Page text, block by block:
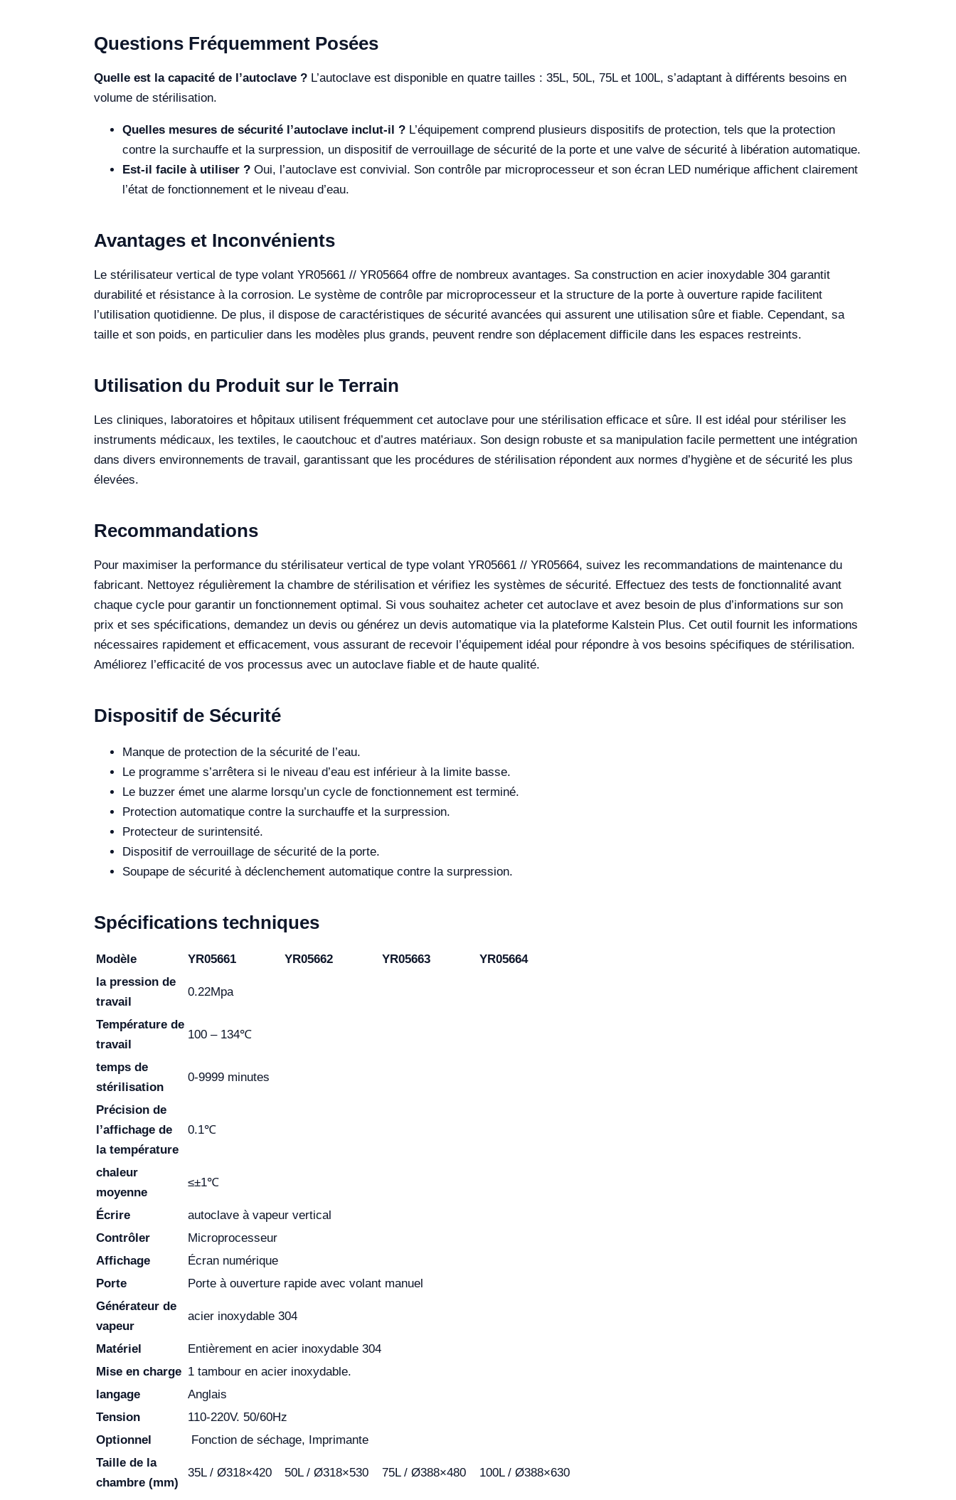
Questions Fréquemment Posées
Quelle est la capacité de l’autoclave ? L’autoclave est disponible en quatre tailles : 35L, 50L, 75L et 100L, s’adaptant à différents besoins en
volume de stérilisation.
Quelles mesures de sécurité l’autoclave inclut-il ? L’équipement comprend plusieurs dispositifs de protection, tels que la protection
contre la surchauffe et la surpression, un dispositif de verrouillage de sécurité de la porte et une valve de sécurité à libération automatique.
Est-il facile à utiliser ? Oui, l’autoclave est convivial. Son contrôle par microprocesseur et son écran LED numérique affichent clairement
l’état de fonctionnement et le niveau d’eau.
Avantages et Inconvénients
Le stérilisateur vertical de type volant YR05661 // YR05664 offre de nombreux avantages. Sa construction en acier inoxydable 304 garantit
durabilité et résistance à la corrosion. Le système de contrôle par microprocesseur et la structure de la porte à ouverture rapide facilitent
l’utilisation quotidienne. De plus, il dispose de caractéristiques de sécurité avancées qui assurent une utilisation sûre et fiable. Cependant, sa
taille et son poids, en particulier dans les modèles plus grands, peuvent rendre son déplacement difficile dans les espaces restreints.
Utilisation du Produit sur le Terrain
Les cliniques, laboratoires et hôpitaux utilisent fréquemment cet autoclave pour une stérilisation efficace et sûre. Il est idéal pour stériliser les
instruments médicaux, les textiles, le caoutchouc et d’autres matériaux. Son design robuste et sa manipulation facile permettent une intégration
dans divers environnements de travail, garantissant que les procédures de stérilisation répondent aux normes d’hygiène et de sécurité les plus
élevées.
Recommandations
Pour maximiser la performance du stérilisateur vertical de type volant YR05661 // YR05664, suivez les recommandations de maintenance du
fabricant. Nettoyez régulièrement la chambre de stérilisation et vérifiez les systèmes de sécurité. Effectuez des tests de fonctionnalité avant
chaque cycle pour garantir un fonctionnement optimal. Si vous souhaitez acheter cet autoclave et avez besoin de plus d’informations sur son
prix et ses spécifications, demandez un devis ou générez un devis automatique via la plateforme Kalstein Plus. Cet outil fournit les informations
nécessaires rapidement et efficacement, vous assurant de recevoir l’équipement idéal pour répondre à vos besoins spécifiques de stérilisation.
Améliorez l’efficacité de vos processus avec un autoclave fiable et de haute qualité.
Dispositif de Sécurité
Manque de protection de la sécurité de l’eau.
Le programme s’arrêtera si le niveau d’eau est inférieur à la limite basse.
Le buzzer émet une alarme lorsqu’un cycle de fonctionnement est terminé.
Protection automatique contre la surchauffe et la surpression.
Protecteur de surintensité.
Dispositif de verrouillage de sécurité de la porte.
Soupape de sécurité à déclenchement automatique contre la surpression.
Spécifications techniques
Modèle YR05661 YR05662 YR05663
YR05664
la pression de
travail
0.22Mpa
Température de
travail
100 – 134℃
temps de
stérilisation
0-9999 minutes
Précision de
l’affichage de
la température
0.1℃
chaleur
moyenne
≤±1℃
Écrire
autoclave à vapeur vertical
Contrôler
Microprocesseur
Affichage
Écran numérique
Porte
Porte à ouverture rapide avec volant manuel
Générateur de
vapeur
acier inoxydable 304
Matériel
Entièrement en acier inoxydable 304
Mise en charge 1 tambour en acier inoxydable.
langage
Anglais
Tension
110-220V. 50/60Hz
Optionnel
Fonction de séchage, Imprimante
Taille de la
chambre (mm)
35L / Ø318×420 50L / Ø318×530 75L / Ø388×480 100L / Ø388×630